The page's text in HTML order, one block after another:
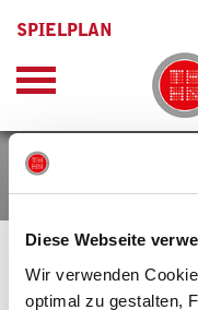
Diese Webseite
Wir verwenden
optimal zu gestalten,
SPIELPLAN
STEPHAN OHM
Stephan Ohmwurde in